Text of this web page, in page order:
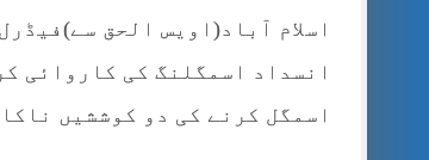
اسلام آباد(اویس الحق
انسداد اسمگلنگ کی کاروائی
اسمگل کرنے کی دو کوششیں